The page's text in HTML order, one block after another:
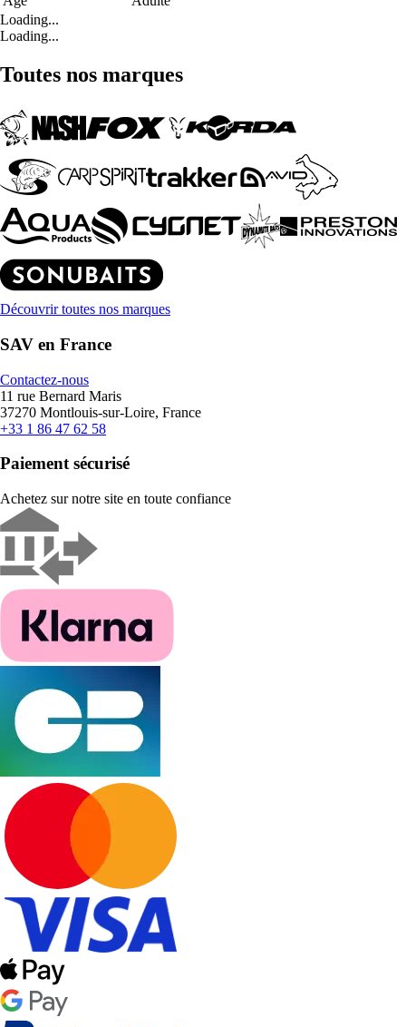
Loading...
Loading...
Toutes nos marques
Découvrir toutes nos marques
SAV en France
Contactez-nous
11 rue Bernard Maris
37270 Montlouis-sur-Loire, France
+33 1 86 47 62 58
Paiement sécurisé
Achetez sur notre site en toute confiance